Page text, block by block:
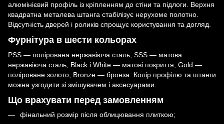
алюмінієвий профіль із кріпленням до стіни та підлоги. Верхня
квадратна металева штанга стабілізує нерухоме полотно.
Відсутність дверей і роликів спрощує користування та догляд.
Фурнітура в шести кольорах
PSS — полірована нержавіюча сталь, SSS — матова
нержавіюча сталь, Black і White — матові покриття, Gold —
поліроване золото, Bronze — бронза. Колір профілю та штанги
можна узгодити зі змішувачем і аксесуарами.
Що врахувати перед замовленням
фінальний розмір після облицювання плиткою;